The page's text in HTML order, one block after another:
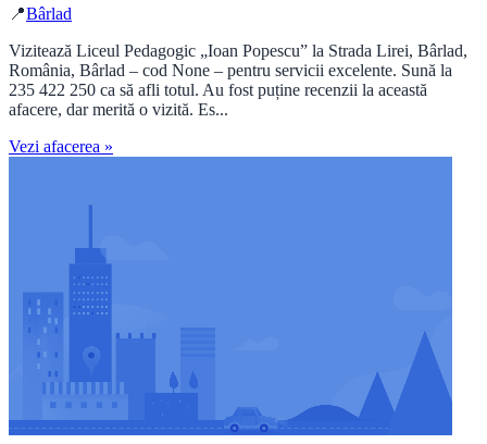
📍Bârlad
Vizitează Liceul Pedagogic „Ioan Popescu” la Strada Lirei, Bârlad,
România, Bârlad – cod None – pentru servicii excelente. Sună la
235 422 250 ca să afli totul. Au fost puține recenzii la această
afacere, dar merită o vizită. Es...
Vezi afacerea »